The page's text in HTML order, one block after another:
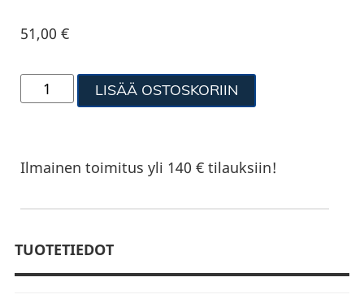
51,00€
LISÄÄ OSTOSKORIIN
Ilmainen toimitus yli 140 € tilauksiin!
TUOTETIEDOT